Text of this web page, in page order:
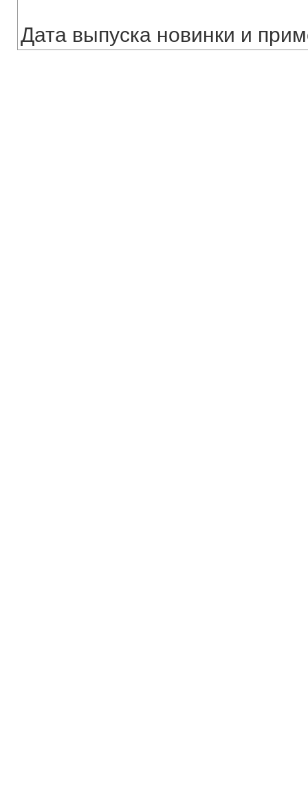
Дата выпуска новинки и